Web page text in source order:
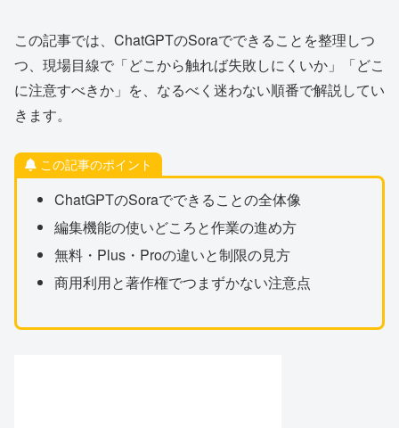
この記事では、ChatGPTのSoraでできることを整理しつ
つ、現場目線で「どこから触れば失敗しにくいか」「どこ
に注意すべきか」を、なるべく迷わない順番で解説してい
きます。
この記事のポイント
ChatGPTのSoraでできることの全体像
編集機能の使いどころと作業の進め方
無料・Plus・Proの違いと制限の見方
商用利用と著作権でつまずかない注意点